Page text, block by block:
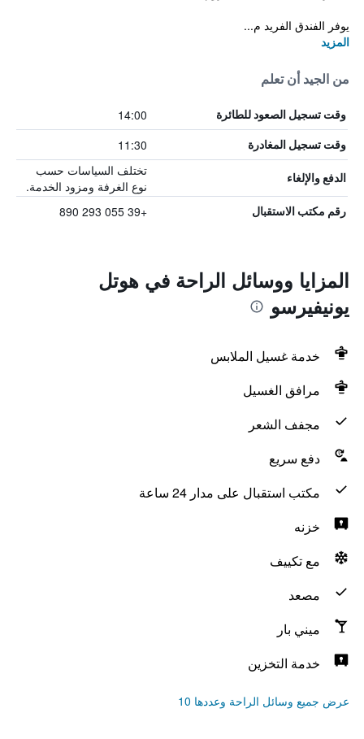
يوفر الفندق الفريد م...
المزيد
من الجيد أن تعلم
وقت تسجيل الصعود للطائرة 14:00
وقت تسجيل المغادرة 11:30
الدفع والإلغاء
تختلف السياسات حسب
نوع الغرفة ومزود الخدمة.
رقم مكتب الاستقبال +39 055 293 890
المزايا ووسائل الراحة في هوتل
يونيفيرسو
خدمة غسيل الملابس
مرافق الغسيل
مجفف الشعر
دفع سريع
مكتب استقبال على مدار 24 ساعة
خزنه
مع تكييف
مصعد
ميني بار
خدمة التخزين
عرض جميع وسائل الراحة وعددها 10